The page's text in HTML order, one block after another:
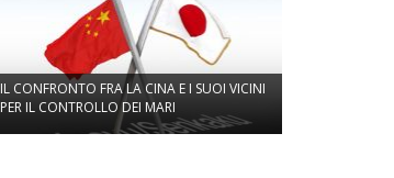
IL CONFRONTO FRA LA CINA E I SUOI VICINI
PER IL CONTROLLO DEI MARI